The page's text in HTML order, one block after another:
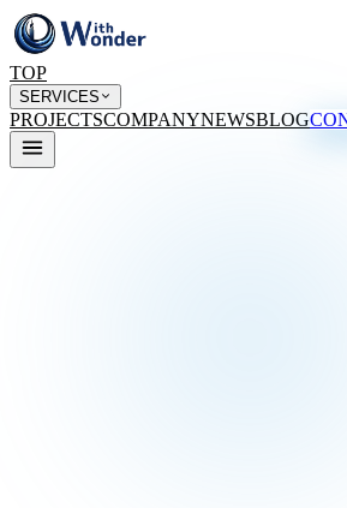
TOP
SERVICES
PROJECTSCOMPANYNEWSBLOG